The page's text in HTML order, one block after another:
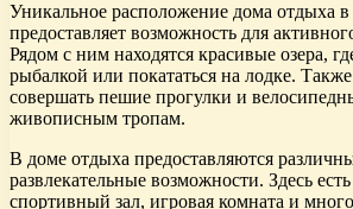
Уникальное расположение дома отдыха в
предоставляет возможность для
Рядом с ним находятся красивые озера,
рыбалкой или покататься на лодке.
совершать пешие прогулки и
живописным тропам.
В доме отдыха предоставляются
развлекательные возможности. Здесь
спортивный зал, игровая комната и